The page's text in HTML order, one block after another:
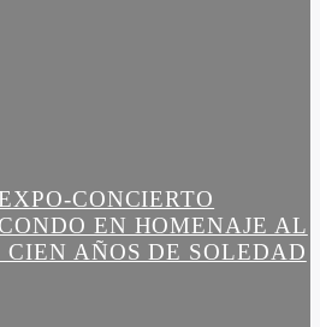
CONCIERTO
EN HOMENAJE AL
AÑOS DE SOLEDAD